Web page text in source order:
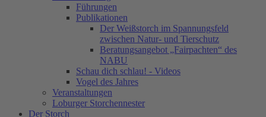
Führungen
Publikationen
Der Weißstorch im Spannungsfeld
zwischen Natur- und Tierschutz
Beratungsangebot „Fairpachten“ des
NABU
Schau dich schlau! - Videos
Vogel des Jahres
Veranstaltungen
Loburger Storchennester
Der Storch